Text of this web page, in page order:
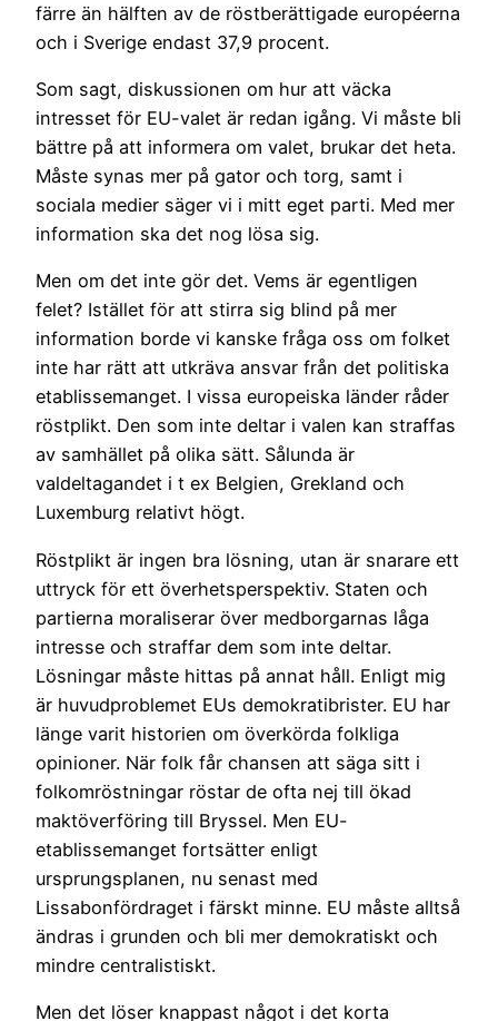
färre än hälften av de röstberättigade européerna
och i Sverige endast 37,9 procent.
Som sagt, diskussionen om hur att väcka
intresset för EU-valet är redan igång. Vi måste bli
bättre på att informera om valet, brukar det heta.
Måste synas mer på gator och torg, samt i
sociala medier säger vi i mitt eget parti. Med mer
information ska det nog lösa sig.
Men om det inte gör det. Vems är egentligen
felet? Istället för att stirra sig blind på mer
information borde vi kanske fråga oss om folket
inte har rätt att utkräva ansvar från det politiska
etablissemanget. I vissa europeiska länder råder
röstplikt. Den som inte deltar i valen kan straffas
av samhället på olika sätt. Sålunda är
valdeltagandet i t ex Belgien, Grekland och
Luxemburg relativt högt.
Röstplikt är ingen bra lösning, utan är snarare ett
uttryck för ett överhetsperspektiv. Staten och
partierna moraliserar över medborgarnas låga
intresse och straffar dem som inte deltar.
Lösningar måste hittas på annat håll. Enligt mig
är huvudproblemet EUs demokratibrister. EU har
länge varit historien om överkörda folkliga
opinioner. När folk får chansen att säga sitt i
folkomröstningar röstar de ofta nej till ökad
maktöverföring till Bryssel. Men EU-
etablissemanget fortsätter enligt
ursprungsplanen, nu senast med
Lissabonfördraget i färskt minne. EU måste alltså
ändras i grunden och bli mer demokratiskt och
mindre centralistiskt.
Men det löser knappast något i det korta